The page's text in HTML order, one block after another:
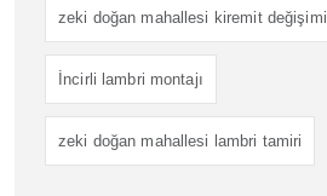
zeki doğan mahallesi kiremit değişimi
İncirli lambri montajı
zeki doğan mahallesi lambri tamiri